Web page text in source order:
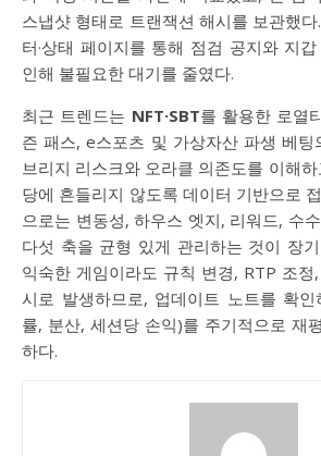
스냅샷 형태로 트랜잭션 해시를 보관했
터·상태 페이지를 통해 점검 공지와 지
인해 불필요한 대기를 줄였다.
최근 트렌드는 NFT·SBT를 활용한 로열
즌 패스, e스포츠 및 가상자산 파생 베팅
브리지 리스크와 오라클 의존도를 이해
당에 흔들리지 않도록 데이터 기반으로
으로는 변동성, 하우스 엣지, 리워드, 수
다섯 축을 균형 있게 관리하는 것이 장
익숙한 게임이라도 규칙 변경, RTP 조
시로 발생하므로, 업데이트 노트를 확
률, 분산, 세션당 손익)를 주기적으로 재
하다.